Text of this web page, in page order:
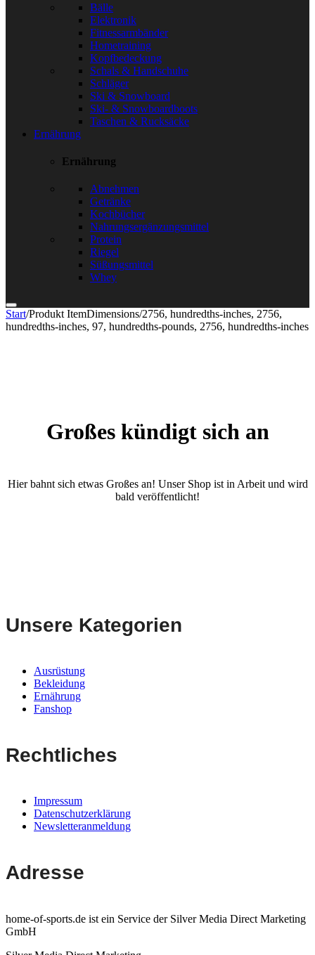
Bälle
Elektronik
Fitnessarmbänder
Hometraining
Kopfbedeckung
Schals & Handschuhe
Schläger
Ski & Snowboard
Ski- & Snowboardboots
Taschen & Rucksäcke
Ernährung
Ernährung
Abnehmen
Getränke
Kochbücher
Nahrungsergänzungsmittel
Protein
Riegel
Süßungsmittel
Whey
Start/Produkt ItemDimensions/2756, hundredths-inches, 2756,
hundredths-inches, 97, hundredths-pounds, 2756, hundredths-inches
Großes kündigt sich an
Hier bahnt sich etwas Großes an! Unser Shop ist in Arbeit und wird
bald veröffentlicht!
Unsere Kategorien
Ausrüstung
Bekleidung
Ernährung
Fanshop
Rechtliches
Impressum
Datenschutzerklärung
Newsletteranmeldung
Adresse
home-of-sports.de ist ein Service der Silver Media Direct Marketing
GmbH